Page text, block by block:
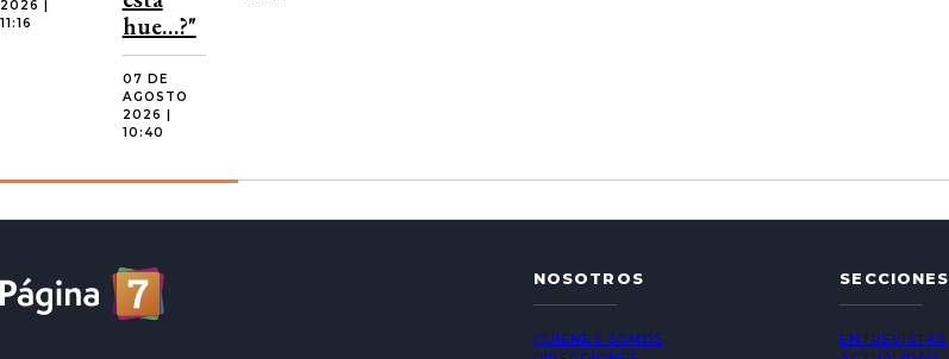
2026 |
11:16
hue…?"
07 DE
AGOSTO
2026 |
10:40
NOSOTROS
QUIÉNES SOMOS
SECCIONES
ENTREVISTAS